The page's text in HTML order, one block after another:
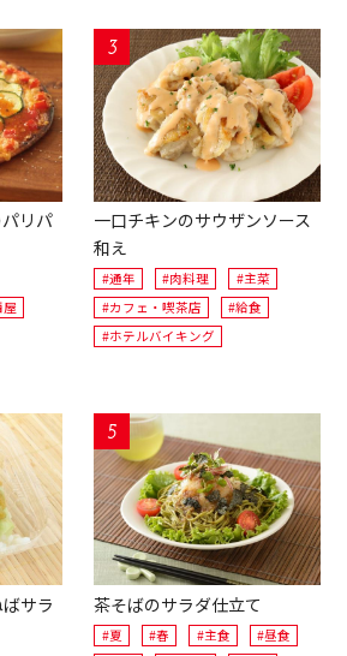
リパ
屋
一口チキンのサウザンソース
和え
#通年 #肉料理
#主菜
#カフェ・喫茶店
#給食
#ホテルバイキング
サラ
茶そばのサラダ仕立て
#夏 #春 #主食
#昼食